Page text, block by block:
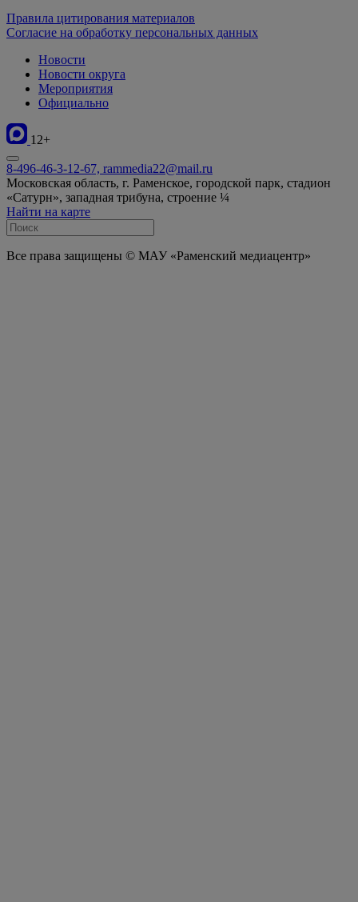
Правила цитирования материалов
Согласие на обработку персональных данных
Новости
Новости округа
Мероприятия
Официально
12+
8-496-46-3-12-67, rammedia22@mail.ru
Московская область, г. Раменское, городской парк, стадион
«Сатурн», западная трибуна, строение ¼
Найти на карте
Все права защищены © МАУ «Раменский медиацентр»